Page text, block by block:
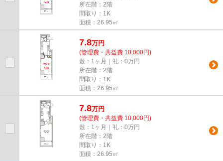
所在階：2階
間取り：1K
面積：26.95㎡
7.8万円
(管理費・共益費 10,000円)
敷：1ヶ月｜礼：0万円
所在階：2階
間取り：1K
面積：26.95㎡
7.8万円
(管理費・共益費 10,000円)
敷：1ヶ月｜礼：0万円
所在階：2階
間取り：1K
面積：26.95㎡